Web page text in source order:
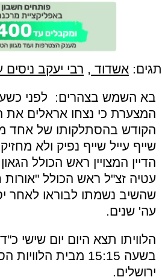
תגים: אשדוד , רבי יעקב ניסים
בא השמש בצהרים: לפני
המצערת כי נצחו אראלים את
הקודש בהסתלקותו של אחד
שייף עייל שייף נפיק ולא
הדיין המצויין ראש הכולל
עטיה זצ"ל ראש הכולל
שהשיב נשמתו לבוראו לאחר
עה' שנים.
הלוויתו תצא היום יום שישי
בשעה 15:15 מבית
ירושלים.